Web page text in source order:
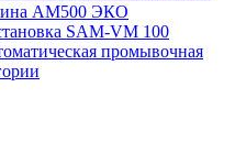
АМ500 ЭКО
SAM-VM 100
промывочная